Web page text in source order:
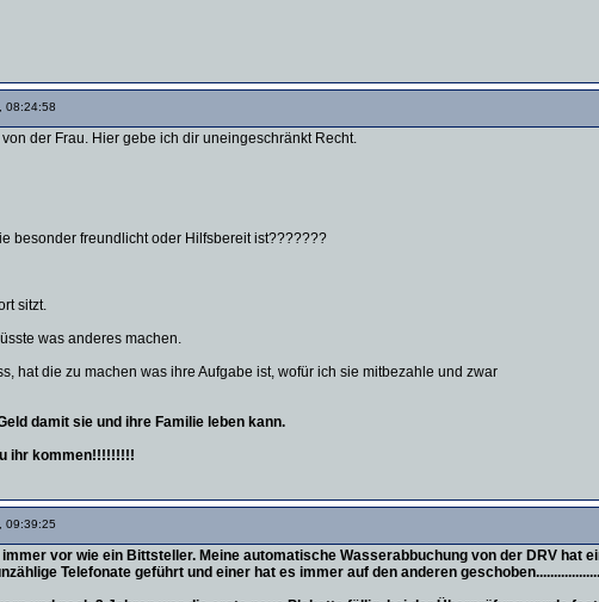
08:24:58
der Frau. Hier gebe ich dir uneingeschränkt Recht.
besonder freundlicht oder Hilfsbereit ist???????
sitzt.
was anderes machen.
hat die zu machen was ihre Aufgabe ist, wofür ich sie mitbezahle und zwar
damit sie und ihre Familie leben kann.
ihr kommen!!!!!!!!!
09:39:25
vor wie ein Bittsteller. Meine automatische Wasserabbuchung von der DRV hat
Telefonate geführt und einer hat es immer auf den anderen